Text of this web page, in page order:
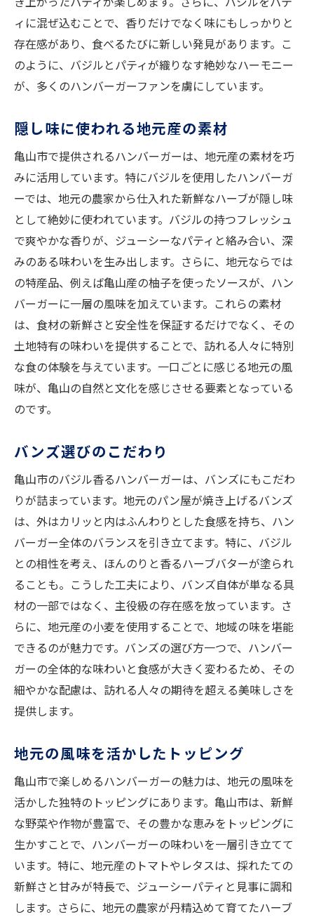
ィに混ぜ込むことで、香りだけでなく味にもしっかりと
存在感があり、食べるたびに新しい発見があります。こ
のように、バジルとパティが織りなす絶妙なハーモニー
が、多くのハンバーガーファンを虜にしています。
隠し味に使われる地元産の素材
亀山市で提供されるハンバーガーは、地元産の素材を巧
みに活用しています。特にバジルを使用したハンバーガ
ーでは、地元の農家から仕入れた新鮮なハーブが隠し味
として絶妙に使われています。バジルの持つフレッシュ
で爽やかな香りが、ジューシーなパティと絡み合い、深
みのある味わいを生み出します。さらに、地元ならでは
の特産品、例えば亀山産の柚子を使ったソースが、ハン
バーガーに一層の風味を加えています。これらの素材
は、食材の新鮮さと安全性を保証するだけでなく、その
土地特有の味わいを提供することで、訪れる人々に特別
な食の体験を与えています。一口ごとに感じる地元の風
味が、亀山の自然と文化を感じさせる要素となっている
のです。
バンズ選びのこだわり
亀山市のバジル香るハンバーガーは、バンズにもこだわ
りが詰まっています。地元のパン屋が焼き上げるバンズ
は、外はカリッと内はふんわりとした食感を持ち、ハン
バーガー全体のバランスを引き立てます。特に、バジル
との相性を考え、ほんのりと香るハーブバターが塗られ
ることも。こうした工夫により、バンズ自体が単なる具
材の一部ではなく、主役級の存在感を放っています。さ
らに、地元産の小麦を使用することで、地域の味を堪能
できるのが魅力です。バンズの選び方一つで、ハンバー
ガーの全体的な味わいと食感が大きく変わるため、その
細やかな配慮は、訪れる人々の期待を超える美味しさを
提供します。
地元の風味を活かしたトッピング
亀山市で楽しめるハンバーガーの魅力は、地元の風味を
活かした独特のトッピングにあります。亀山市は、新鮮
な野菜や作物が豊富で、その豊かな恵みをトッピングに
生かすことで、ハンバーガーの味わいを一層引き立てて
います。特に、地元産のトマトやレタスは、採れたての
新鮮さと甘みが特長で、ジューシーパティと見事に調和
します。さらに、地元の農家が丹精込めて育てたハーブ